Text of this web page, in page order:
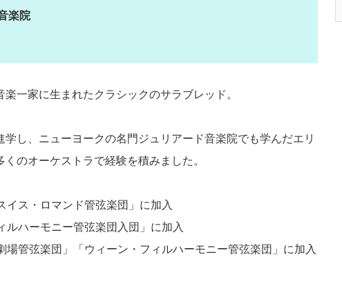
楽院
一家に生まれたクラシックのサラブレッド。
し、ニューヨークの名門ジュリアード音楽院でも学んだエリ
のオーケストラで経験を積みました。
イス・ロマンド管弦楽団」に加入
ルハーモニー管弦楽団入団」に加入
場管弦楽団」「ウィーン・フィルハーモニー管弦楽団」に加入